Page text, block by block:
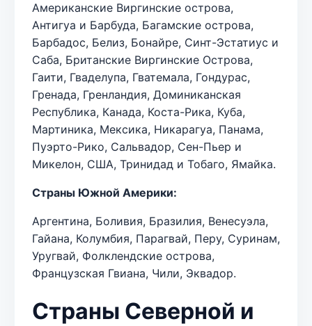
Американские Виргинские острова,
Антигуа и Барбуда, Багамские острова,
Барбадос, Белиз, Бонайре, Синт-Эстатиус и
Саба, Британские Виргинские Острова,
Гаити, Гваделупа, Гватемала, Гондурас,
Гренада, Гренландия, Доминиканская
Республика, Канада, Коста-Рика, Куба,
Мартиника, Мексика, Никарагуа, Панама,
Пуэрто-Рико, Сальвадор, Сен-Пьер и
Микелон, США, Тринидад и Тобаго, Ямайка.
Страны Южной Америки:
Аргентина, Боливия, Бразилия, Венесуэла,
Гайана, Колумбия, Парагвай, Перу, Суринам,
Уругвай, Фолклендские острова,
Французская Гвиана, Чили, Эквадор.
Страны Северной и